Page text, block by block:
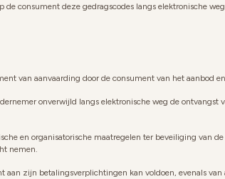
consument deze gedragscodes langs elektronische
van aanvaarding door de consument van het aanbod
onverwijld langs elektronische weg de
en organisatorische maatregelen ter beveiliging van
nemen.
zijn betalingsverplichtingen kan voldoen, evenals